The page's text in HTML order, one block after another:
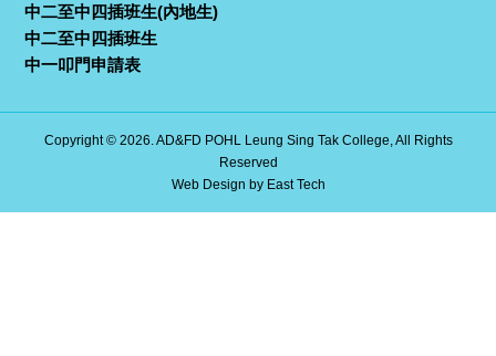
中二至中四插班生(內地生)
中二至中四插班生
中一叩門申請表
Copyright © 2026. AD&FD POHL Leung Sing Tak College, All Rights
Reserved
Web Design by East Tech